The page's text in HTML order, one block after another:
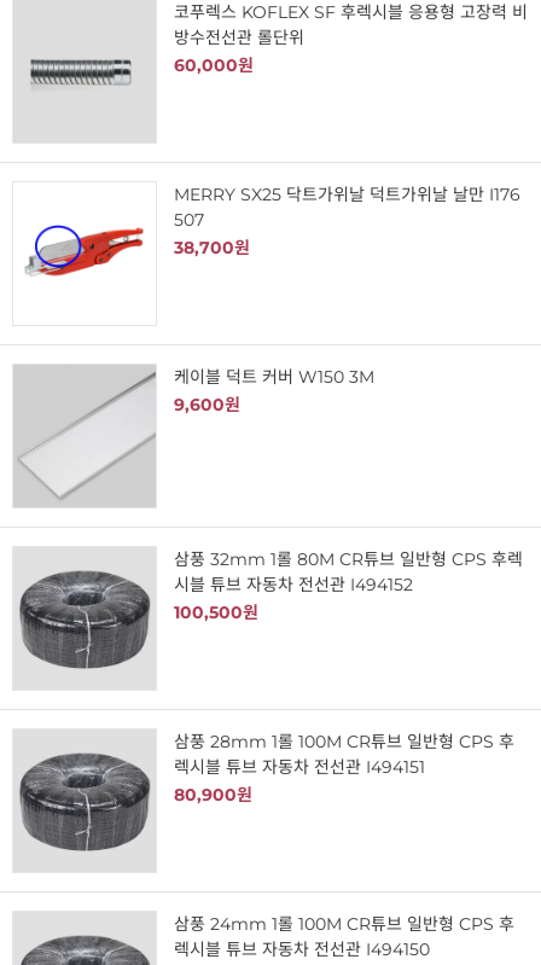
코푸렉스 KOFLEX SF 후렉시블 응용형 고장력 비
방수전선관 롤단위
60,000원
MERRY SX25 닥트가위날 덕트가위날 날만 I176
507
38,700원
케이블 덕트 커버 W150 3M
9,600원
삼풍 32mm 1롤 80M CR튜브 일반형 CPS 후렉
시블 튜브 자동차 전선관 I494152
100,500원
삼풍 28mm 1롤 100M CR튜브 일반형 CPS 후
렉시블 튜브 자동차 전선관 I494151
80,900원
삼풍 24mm 1롤 100M CR튜브 일반형 CPS 후
렉시블 튜브 자동차 전선관 I494150